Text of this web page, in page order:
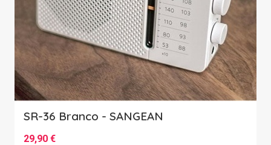
SR-36 Branco - SANGEAN
29,90 €